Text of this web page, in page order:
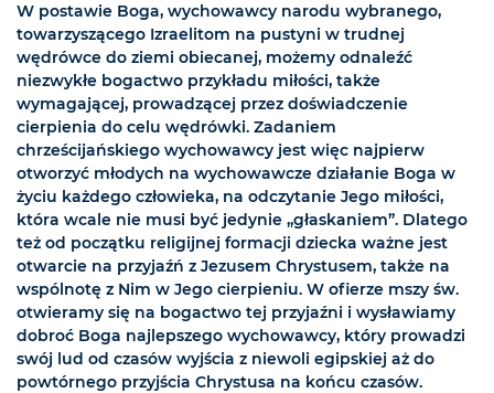
W postawie Boga, wychowawcy narodu wybranego,
towarzyszącego Izraelitom na pustyni w trudnej
wędrówce do ziemi obiecanej, możemy odnaleźć
niezwykłe bogactwo przykładu miłości, także
wymagającej, prowadzącej przez doświadczenie
cierpienia do celu wędrówki. Zadaniem
chrześcijańskiego wychowawcy jest więc najpierw
otworzyć młodych na wychowawcze działanie Boga w
życiu każdego człowieka, na odczytanie Jego miłości,
która wcale nie musi być jedynie „głaskaniem”. Dlatego
też od początku religijnej formacji dziecka ważne jest
otwarcie na przyjaźń z Jezusem Chrystusem, także na
wspólnotę z Nim w Jego cierpieniu. W ofierze mszy św.
otwieramy się na bogactwo tej przyjaźni i wysławiamy
dobroć Boga najlepszego wychowawcy, który prowadzi
swój lud od czasów wyjścia z niewoli egipskiej aż do
powtórnego przyjścia Chrystusa na końcu czasów.